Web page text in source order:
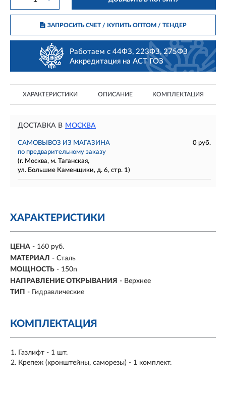
ЗАПРОСИТЬ СЧЕТ / КУПИТЬ ОПТОМ/ ТЕНДЕР
Работаем с 44ФЗ, 223ФЗ, 275ФЗ
Аккредитация на АСТ ГОЗ
ХАРАКТЕРИСТИКИ ОПИСАНИЕ КОМПЛЕКТАЦИЯ
ДОСТАВКА В МОСКВА
САМОВЫВОЗ ИЗ МАГАЗИНА
0 руб.
по предварительному заказу
(г. Москва, м. Таганская,
ул. Большие Каменщики, д. 6, стр. 1)
ХАРАКТЕРИСТИКИ
ЦЕНА - 160 руб.
МАТЕРИАЛ - Сталь
МОЩНОСТЬ - 150n
НАПРАВЛЕНИЕ ОТКРЫВАНИЯ - Верхнее
ТИП - Гидравлические
КОМПЛЕКТАЦИЯ
Газлифт - 1 шт.
Крепеж (кронштейны, саморезы) - 1 комплект.